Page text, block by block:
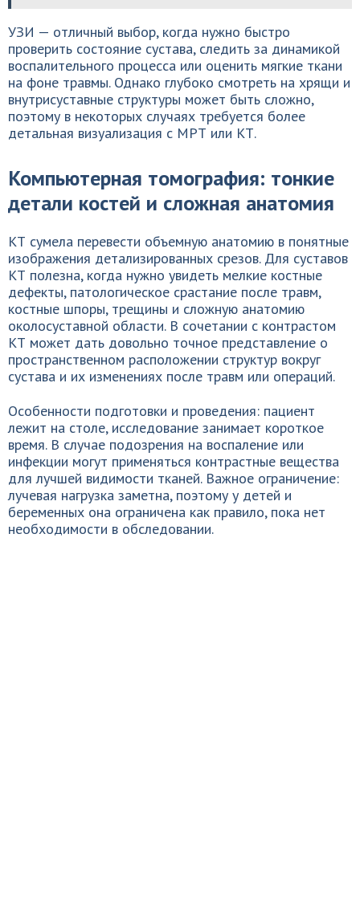
УЗИ — отличный выбор, когда нужно быстро
проверить состояние сустава, следить за динамикой
воспалительного процесса или оценить мягкие ткани
на фоне травмы. Однако глубоко смотреть на хрящи и
внутрисуставные структуры может быть сложно,
поэтому в некоторых случаях требуется более
детальная визуализация с МРТ или КТ.
Компьютерная томография: тонкие
детали костей и сложная анатомия
КТ сумела перевести объемную анатомию в понятные
изображения детализированных срезов. Для суставов
КТ полезна, когда нужно увидеть мелкие костные
дефекты, патологическое срастание после травм,
костные шпоры, трещины и сложную анатомию
околосуставной области. В сочетании с контрастом
КТ может дать довольно точное представление о
пространственном расположении структур вокруг
сустава и их изменениях после травм или операций.
Особенности подготовки и проведения: пациент
лежит на столе, исследование занимает короткое
время. В случае подозрения на воспаление или
инфекции могут применяться контрастные вещества
для лучшей видимости тканей. Важное ограничение:
лучевая нагрузка заметна, поэтому у детей и
беременных она ограничена как правило, пока нет
необходимости в обследовании.